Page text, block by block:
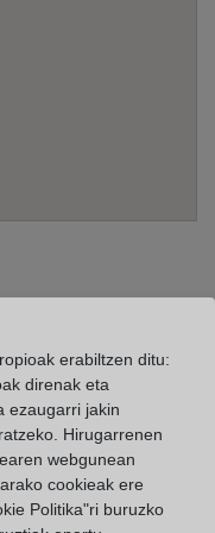
horas
a 14:00 horas
09:00 a 14:00
erabiltzen ditu:
direnak eta
ezaugarri jakin
Hirugarrenen
webgunean
cookieak ere
Politika"ri buruzko